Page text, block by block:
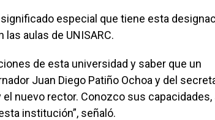
especial que tiene esta
aulas de UNISARC.
de esta universidad y saber que un
Juan Diego Patiño Ochoa y del
nuevo rector. Conozco sus capacidades,
institución”, señaló.